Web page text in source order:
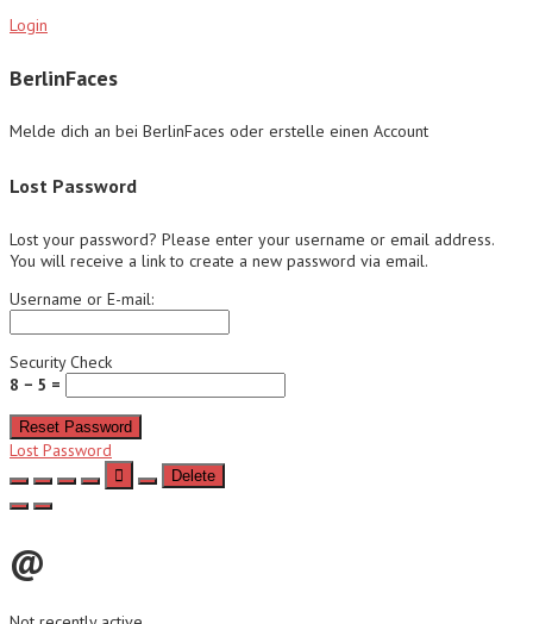
Login
BerlinFaces
Melde dich an bei BerlinFaces oder erstelle einen Account
Lost Password
Lost your password? Please enter your username or email address.
You will receive a link to create a new password via email.
Username or E-mail:
Security Check
8 − 5 =
Reset Password
Lost Password
Delete
@